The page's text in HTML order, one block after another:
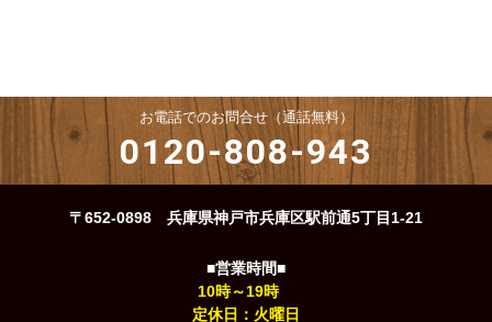
お電話でのお問合せ（通話無料）
0120-808-943
〒652-0898 兵庫県神戸市兵庫区駅前通5丁目1-21
■営業時間■
10時～19時
定休日：火曜日